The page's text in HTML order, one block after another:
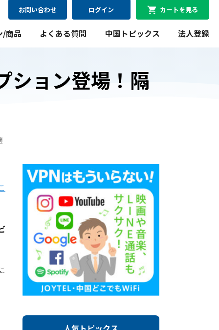
お問い合わせ ログイン カートを見る
WiFiレンタルプラン料金のシミュレーションができま
シミュレーションする
/商品 よくある質問 中国トピックス 法人登録
ション登場！隔